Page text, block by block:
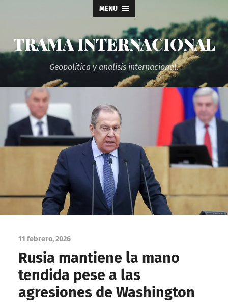
MENU
TRAMA INTERNACIONAL
Geopolitica y analisis internacional.
11 febrero, 2026
Rusia mantiene la mano
tendida pese a las
agresiones de Washington